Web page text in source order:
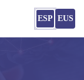
ESP EUS